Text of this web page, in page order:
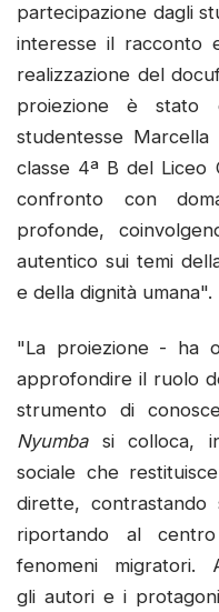
partecipazione dagli
interesse il racconto
realizzazione del
proiezione è stato
studentesse
classe 4ª B del Liceo
confronto con
profonde,
autentico sui temi
e della dignità umana".
"La proiezione - ha
approfondire il ruolo
strumento di
Nyumbasi colloca,
sociale che
dirette, contrastando
riportando al
fenomeni
gli autori e i